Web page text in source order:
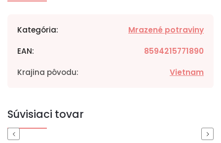
Kategória: Mrazené potraviny
EAN: 8594215771890
Krajina pôvodu: Vietnam
Súvisiaci tovar
Previous Next